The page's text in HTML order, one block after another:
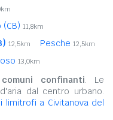
(CB) 11,8km
12,5km Pesche 12,5km
13,0km
comuni confinanti. Le
dal centro urbano.
limitrofi a Civitanova del